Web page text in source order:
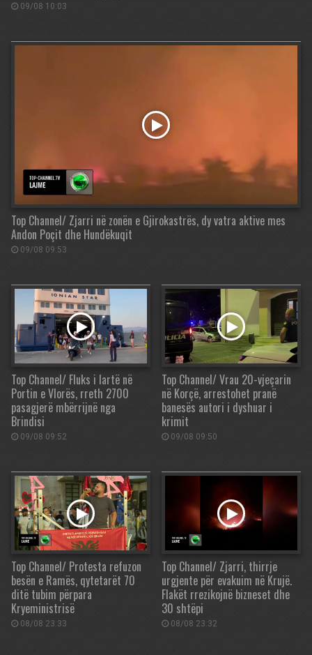
09/08 10:03
Top Channel/ Zjarri në zonën e Gjirokastrës, dy vatra aktive mes
Andon Poçit dhe Hundëkuqit
09/08 09:53
Top Channel/ Fluks i lartë në
Portin e Vlorës, rreth 2700
pasagjerë mbërrijnë nga
Brindisi
09/08 09:52
Top Channel/ Vrau 20-vjeçarin
në Korçë, arrestohet pranë
banesës autori i dyshuar i
krimit
09/08 09:50
Top Channel/ Protesta refuzon
besën e Ramës, qytetarët 70
ditë tubim përpara
Kryeministrisë
08/08 23:33
Top Channel/ Zjarri, thirrje
urgjente për evakuim në Krujë.
Flakët rrezikojnë bizneset dhe
30 shtëpi
08/08 23:32